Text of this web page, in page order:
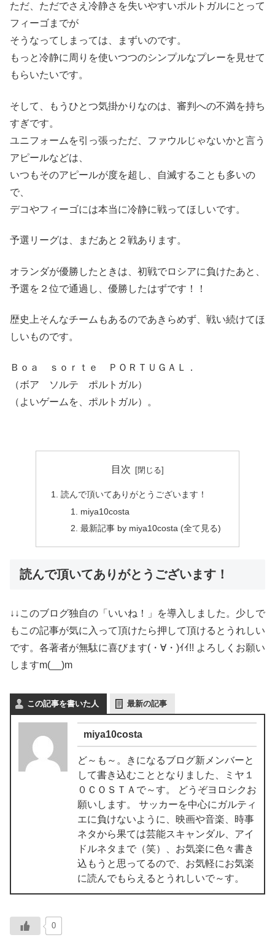
ただ、ただでさえ冷静さを失いやすいポルトガルにとって
フィーゴまでが
そうなってしまっては、まずいのです。
もっと冷静に周りを使いつつのシンプルなプレーを見せて
もらいたいです。
そして、もうひとつ気掛かりなのは、審判への不満を持ち
すぎです。
ユニフォームを引っ張っただ、ファウルじゃないかと言う
アピールなどは、
いつもそのアピールが度を超し、自滅することも多いの
で、
デコやフィーゴには本当に冷静に戦ってほしいです。
予選リーグは、まだあと２戦あります。
オランダが優勝したときは、初戦でロシアに負けたあと、
予選を２位で通過し、優勝したはずです！！
歴史上そんなチームもあるのであきらめず、戦い続けてほ
しいものです。
Ｂｏａ ｓｏｒｔｅ ＰＯＲＴＵＧＡＬ．
（ボア ソルテ ポルトガル）
（よいゲームを、ポルトガル）。
目次
読んで頂いてありがとうございます！
miya10costa
最新記事 by miya10costa (全て見る)
読んで頂いてありがとうございます！
↓↓このブログ独自の「いいね！」を導入しました。少しで
もこの記事が気に入って頂けたら押して頂けるとうれしい
です。各著者が無駄に喜びます(・∀・)ｲｲ!! よろしくお願い
しますm(__)m
この記事を書いた人 最新の記事
miya10costa
ど～も～。きになるブログ新メンバーと
して書き込むこととなりました、ミヤ１
０ＣＯＳＴＡで～す。 どうぞヨロシクお
願いします。 サッカーを中心にガルティ
エに負けないように、映画や音楽、時事
ネタから果ては芸能スキャンダル、アイ
ドルネタまで（笑）、お気楽に色々書き
込もうと思ってるので、お気軽にお気楽
に読んでもらえるとうれしいで～す。
0